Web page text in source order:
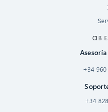
CIB
+34
+34